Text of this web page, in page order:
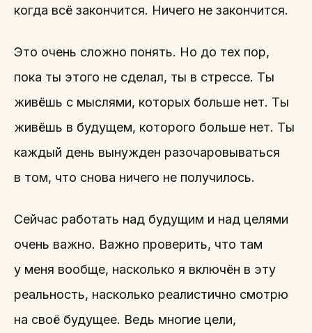
когда всё закончится. Ничего не закончится.
Это очень сложно понять. Но до тех пор,
пока ты этого не сделал, ты в стрессе. Ты
живёшь с мыслями, которых больше нет. Ты
живёшь в будущем, которого больше нет. Ты
каждый день вынужден разочаровываться
в том, что снова ничего не получилось.
Сейчас работать над будущим и над целями
очень важно. Важно проверить, что там
у меня вообще, насколько я включён в эту
реальность, насколько реалистично смотрю
на своё будущее. Ведь многие цели,